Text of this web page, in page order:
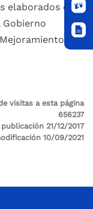
elaborados en
y el
visitas a esta página
656237
21/12/2017
10/09/2021